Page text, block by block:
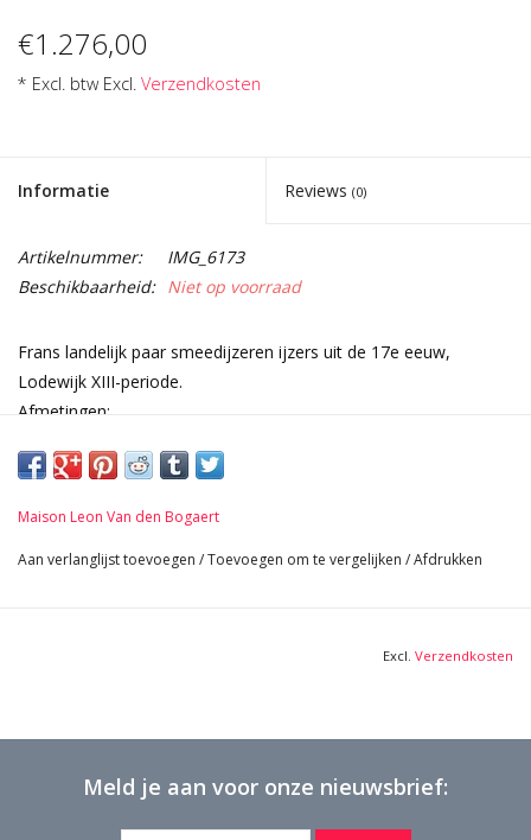
€1.276,00
* Excl. btw Excl. Verzendkosten
Informatie Reviews (0)
Artikelnummer:
IMG_6173
Beschikbaarheid: Niet op voorraad
Frans landelijk paar smeedijzeren ijzers uit de 17e eeuw,
Lodewijk XIII-periode.
Afmetingen:
28 cm Breedte per stuk 11,02 Inch
Maison Leon Van den Bogaert
Aan verlanglijst toevoegen /Toevoegen om te vergelijken /Afdrukken
Excl. Verzendkosten
Meld je aan voor onze nieuwsbrief: